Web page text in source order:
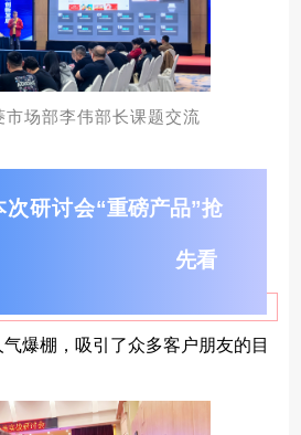
市场部李伟部长课题交流
次研讨会“重磅产品”抢
先看
爆棚，吸引了众多客户朋友的目